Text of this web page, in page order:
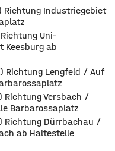
Richtung Industriegebiet
Uni-
ab
Richtung Lengfeld / Auf
Richtung Versbach /
Barbarossaplatz
Richtung Dürrbachau /
ab Haltestelle